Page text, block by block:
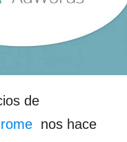
de
nos hace